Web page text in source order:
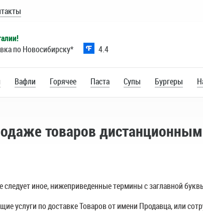
по Новосибирску*
4.4
Вафли Горячее Паста Супы Бургеры
товаров
следует иное, нижеприведенные термины с заглавной
услуги по доставке Товаров от имени Продавца, или